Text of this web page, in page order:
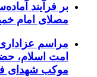
بر فرآیند
مصلای امام
مراسم
امت اسلام،
موکب شهدای